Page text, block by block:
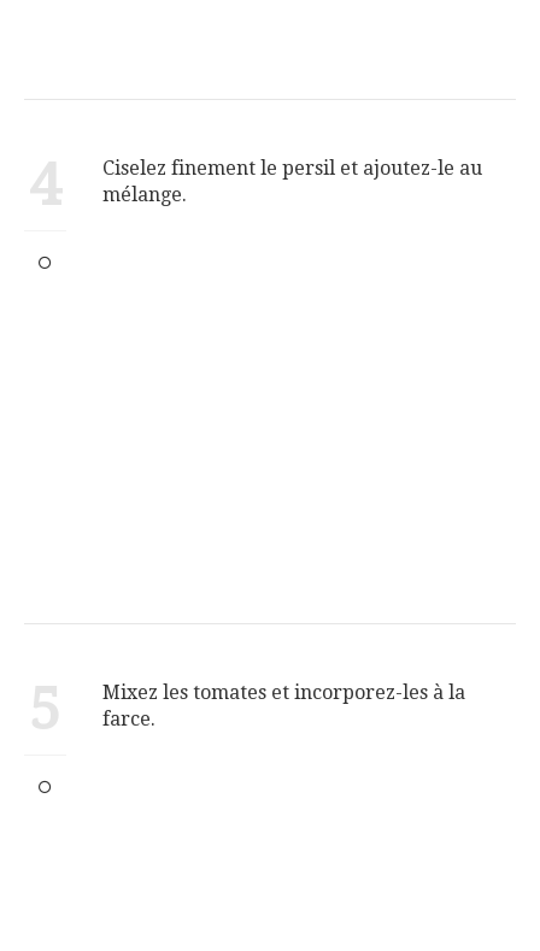
4
Ciselez finement le persil et ajoutez-le au
mélange.
5
Mixez les tomates et incorporez-les à la
farce.